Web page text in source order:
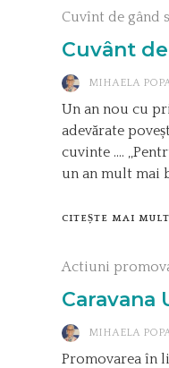
Cuvînt de gând
Cuvânt
MIHAELA
Un an nou cu
adevărate
cuvinte ….
un an mult mai
CITEȘTE MAI
Actiuni
Caravana
MIHAELA
Promovarea în